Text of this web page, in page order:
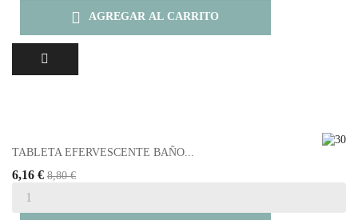
 AGREGAR AL CARRITO
TABLETA EFERVESCENTE BAÑO...
6,16 € 8,80 €